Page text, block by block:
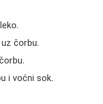
čorbu.
i voćni sok.